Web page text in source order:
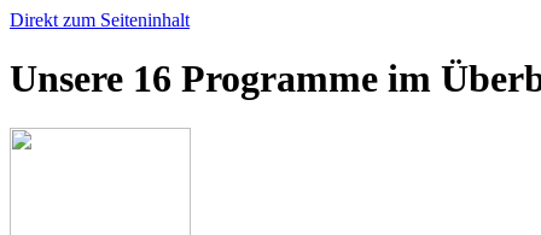
Direkt zum Seiteninhalt
Unsere 16 Programme im